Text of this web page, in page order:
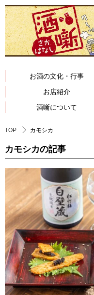
お酒の文化・行事
お店紹介
酒噺について
TOP カモシカ
カモシカの記事